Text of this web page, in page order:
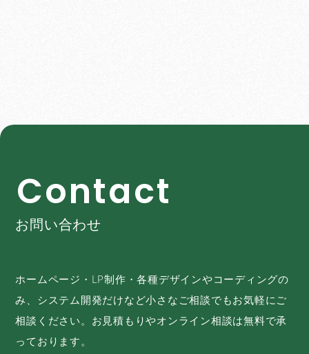
Contact
お問い合わせ
ホームページ・LP制作・各種デザインやコーディングの
み、システム開発だけなど小さなご相談でもお気軽にご
相談ください。お見積もりやオンライン相談は無料で承
っております。